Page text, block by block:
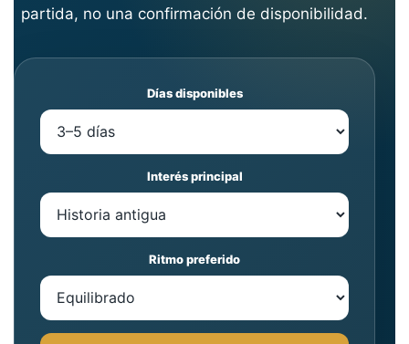
partida, no una confirmación de disponibilidad.
Días disponibles
Interés principal
Ritmo preferido